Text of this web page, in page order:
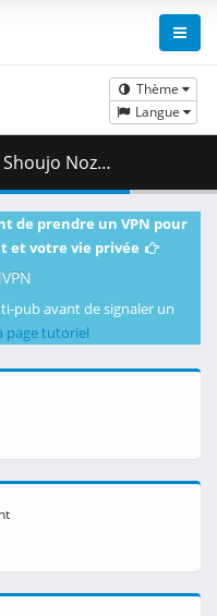
Thème
Langue
[DBE9997A].mkv.001 ( 455.25 MB )
de prendre un VPN pour
et votre vie privée
pub avant de signaler un
page tutoriel